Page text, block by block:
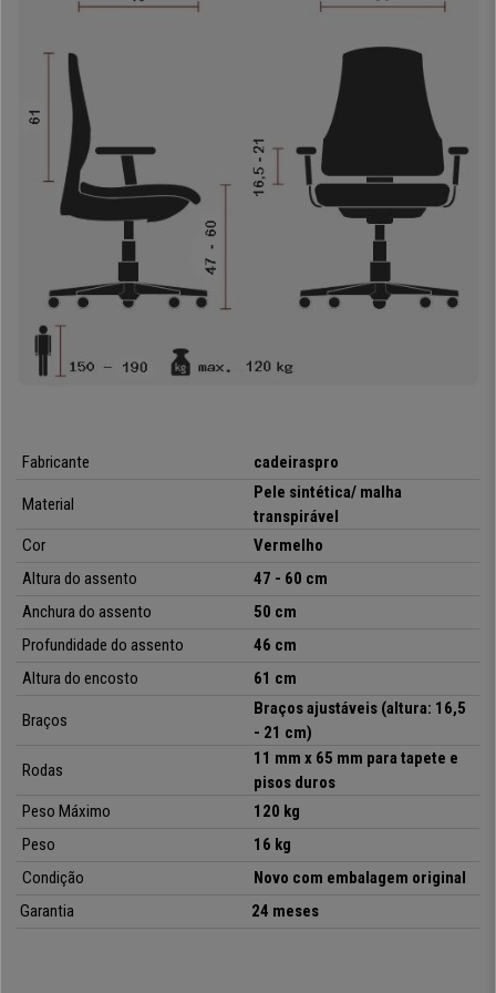
Poderá usar a cadeira durante horas sem sentir qualquer desconforto. O
assento está
de alta qualidade e de fácil
cuidado.
A base é de aço cromado
, trata-se de um material resistente
que garante durabilidade.
No CadeirasPropoderá comprar este modelo a umpreço acessível,
com envio grátis e garantia completa de 24 meses! Contacte
connoscoe solicite todas as informações necessárias para executar a
sua compra com os melhores.
Encosto em malha respirável
• Mecanismo reclinável permanente
Inclui apoia braços de design
Fabricante cadeiraspro
Material
Pele sintética/ malha
transpirável
Cor
Vermelho
Altura do assento
47 - 60 cm
Anchura do assento
50 cm
Profundidade do assento
46 cm
Altura do encosto
61 cm
Braços
Braços ajustáveis (altura: 16,5
- 21 cm)
Rodas
11 mm x 65 mm para tapete e
pisos duros
Peso Máximo
120 kg
Peso
16 kg
Condição
Novo com embalagem original
Garantia
24 meses